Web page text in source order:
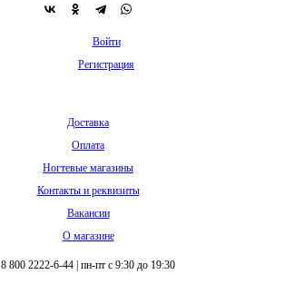
Войти
Регистрация
Доставка
Оплата
Ногтевые магазины
Контакты и реквизиты
Вакансии
О магазине
8 800 2222-6-44 пн-пт с 9:30 до 19:30